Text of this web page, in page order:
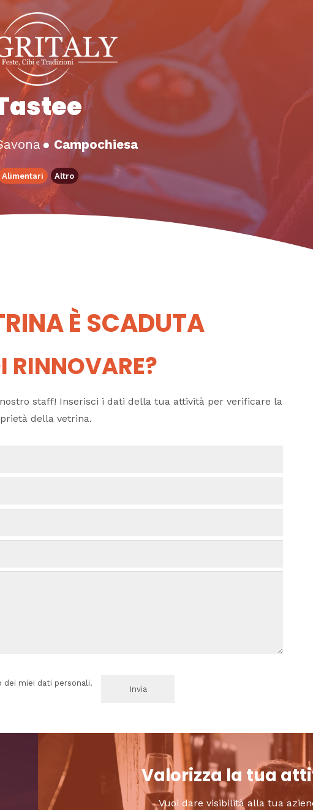
● Campochiesa
Alimentari Altro
È SCADUTA
RINNOVARE?
staff! Inserisci i dati della tua attività per verificare la
della vetrina.
miei dati personali.
Valorizza la tua
Vuoi dare visibilità alla tua